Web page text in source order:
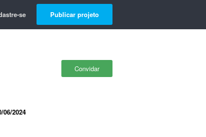
se Publicar projeto
Convidar
06/2024